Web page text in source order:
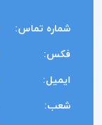
شماره تماس:
فکس:
ایمیل:
شعب: